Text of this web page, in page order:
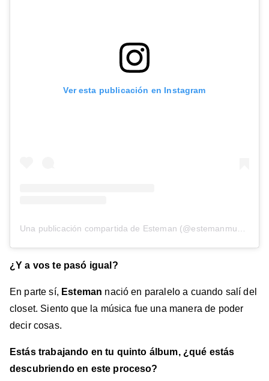
Ver esta publicación en Instagram
¿Y a vos te pasó igual?
En parte sí, Esteman nació en paralelo a cuando salí del
closet. Siento que la música fue una manera de poder
decir cosas.
Estás trabajando en tu quinto álbum, ¿qué estás
descubriendo en este proceso?